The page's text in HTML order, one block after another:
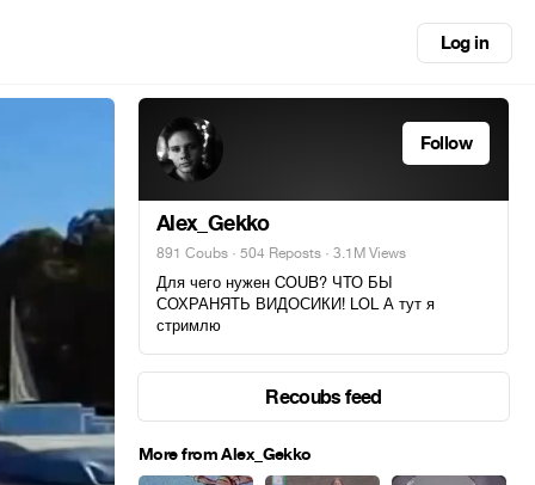
Log in
Follow
Alex_Gekko
891 Coubs · 504 Reposts · 3.1M Views
Для чего нужен COUB? ЧТО БЫ
СОХРАНЯТЬ ВИДОСИКИ! LOL А тут я
стримлю
Recoubs feed
More from Alex_Gekko